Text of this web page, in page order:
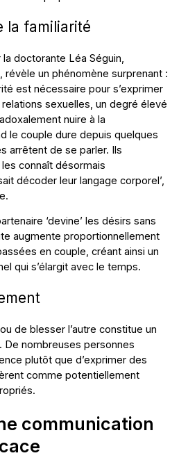
la familiarité
doctorante Léa Séguin,
révèle un phénomène surprenant :
est nécessaire pour s’exprimer
sexuelles, un degré élevé
nuire à la
le couple dure depuis quelques
arrêtent de se parler. Ils
connaît désormais
décoder leur langage corporel’,
‘devine’ les désirs sans
augmente proportionnellement
en couple, créant ainsi un
qui s’élargit avec le temps.
de blesser l’autre constitue un
De nombreuses personnes
plutôt que d’exprimer des
comme potentiellement
communication